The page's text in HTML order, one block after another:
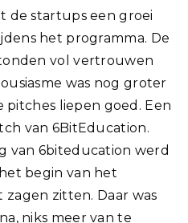
de startups een groei
het programma. De
vol vertrouwen
was nog groter
pitches liepen goed. Een
van 6BitEducation.
van 6biteducation werd
begin van het
zitten. Daar was
niks meer van te